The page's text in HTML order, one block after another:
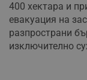
400 хектара и
евакуация на
разпространи
изключително